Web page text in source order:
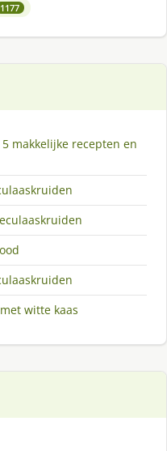
1177
makkelijke recepten en
witte kaas